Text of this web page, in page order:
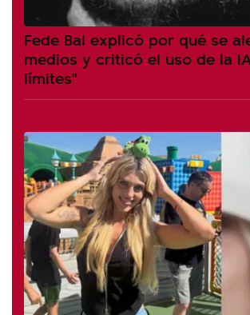
Fede Bal explicó por qué se
medios y criticó el uso de la
límites"